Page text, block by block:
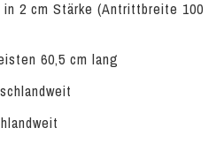
2 cm Stärke (Antrittbreite 100
60,5 cm lang